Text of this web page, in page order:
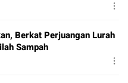
Berkat Perjuangan Lurah
Sampah